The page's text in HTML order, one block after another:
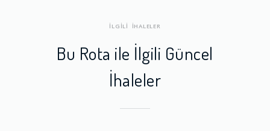
İLGİLİ İHALELER
Bu Rota ile İlgili Güncel
İhaleler